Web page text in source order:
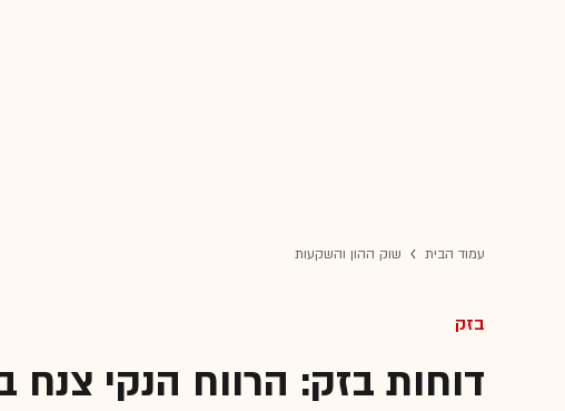
עמוד הבית שוק ההון והשקעות
בזק
דוחות בזק: הרווח הנקי צנח ב-18% ל-322 מיליון